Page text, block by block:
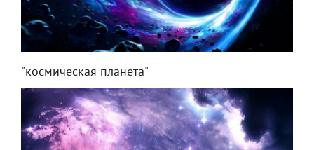
"космическая планета"